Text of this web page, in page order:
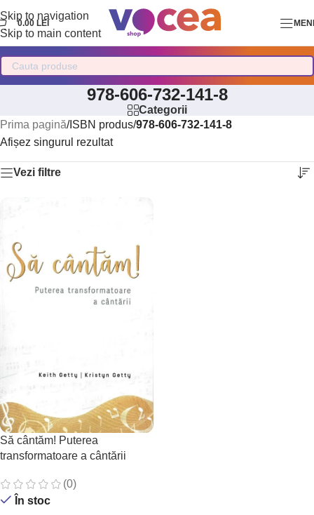
Skip to navigation
Skip to main content
0.00 LEI
978-606-732-141-8
Categorii
Prima pagină/ISBN produs/978-606-732-141-8
Afișez singurul rezultat
Vezi filtre
Să cântăm! Puterea
transformatoare a cântării
(0)
În stoc